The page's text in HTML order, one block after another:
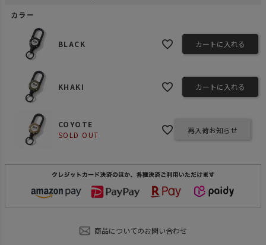
カラー
BLACK カートに入れる
KHAKI カートに入れる
COYOTE
SOLD OUT
再入荷お知らせ
商品についてのお問い合わせ